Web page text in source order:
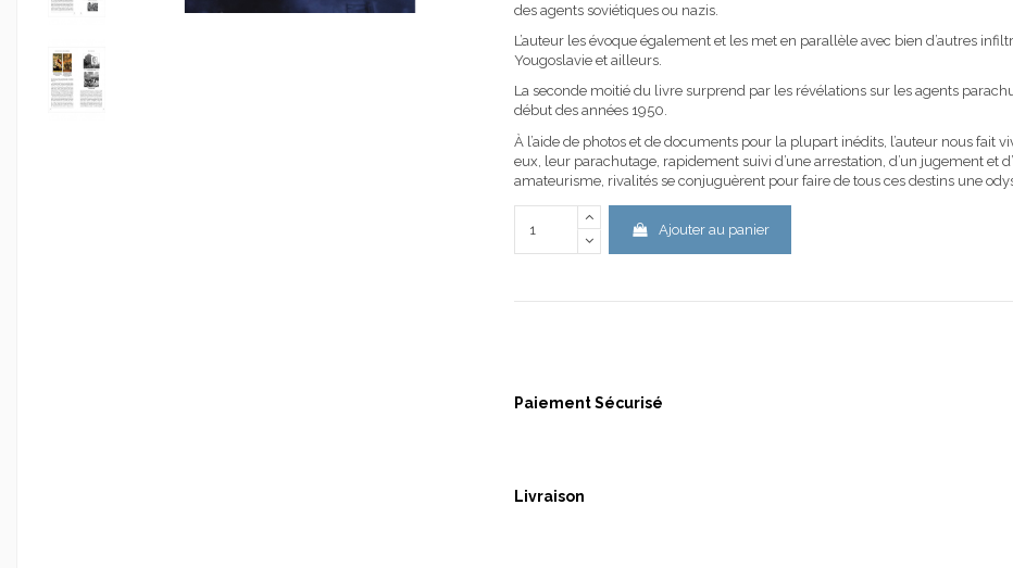
des agents soviétiques ou nazis.
L’auteur les évoque également et les met en parallèle avec bien d’autres
Yougoslavie et ailleurs.
La seconde moitié du livre surprend par les révélations sur les agents
début des années 1950.
À l’aide de photos et de documents pour la plupart inédits, l’auteur nous
eux, leur parachutage, rapidement suivi d’une arrestation, d’un jugement et
amateurisme, rivalités se conjuguèrent pour faire de tous ces destins une
Ajouter au panier
Paiement Sécurisé
Livraison